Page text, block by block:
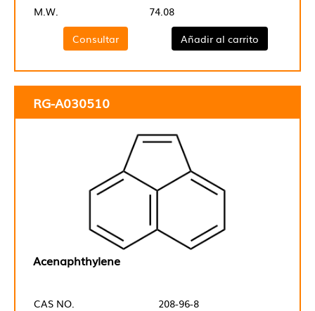
M.W.
74.08
Consultar
Añadir al carrito
RG-A030510
Acenaphthylene
CAS NO.
208-96-8